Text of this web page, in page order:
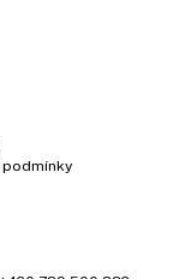
podmínky